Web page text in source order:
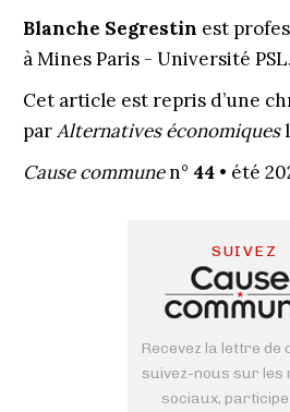
Blanche Segrestin est
à Mines Paris - Université PSL.
Cet article est repris d’une
parAlternatives économiques
Cause communen° 44• été
SUIVEZ
Recevez la lettre de
suivez-nous sur les
sociaux,